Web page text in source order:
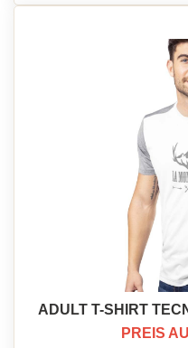
ADULT T-SHIRT
PREIS